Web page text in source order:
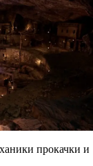
прокачки и